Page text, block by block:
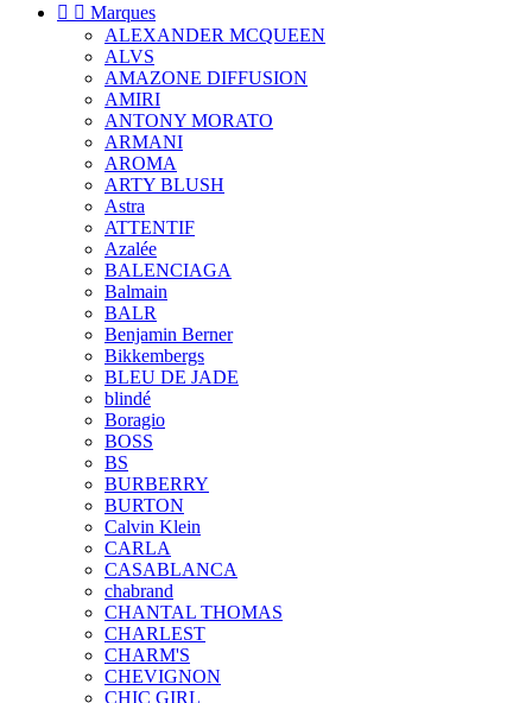
  Marques
ALEXANDER MCQUEEN
ALVS
AMAZONE DIFFUSION
AMIRI
ANTONY MORATO
ARMANI
AROMA
ARTY BLUSH
Astra
ATTENTIF
Azalée
BALENCIAGA
Balmain
BALR
Benjamin Berner
Bikkembergs
BLEU DE JADE
blindé
Boragio
BOSS
BS
BURBERRY
BURTON
Calvin Klein
CARLA
CASABLANCA
chabrand
CHANTAL THOMAS
CHARLEST
CHARM'S
CHEVIGNON
CHIC GIRL